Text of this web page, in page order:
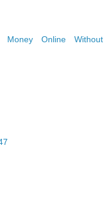
Online Without